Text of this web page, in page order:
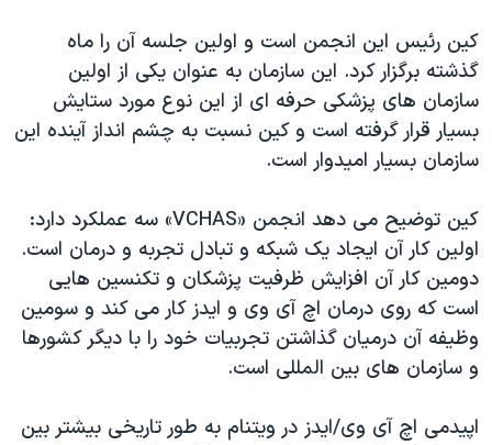
کین رئیس این انجمن است و اولین جلسه آن را ماه
گذشته برگزار کرد. این سازمان به عنوان یکی از اولین
سازمان های پزشکی حرفه ای از این نوع مورد ستایش
بسیار قرار گرفته است و کین نسبت به چشم انداز آینده این
سازمان بسیار امیدوار است.
کین توضیح می دهد انجمن «VCHAS» سه عملکرد دارد:
اولین کار آن ایجاد یک شبکه و تبادل تجربه و درمان است.
دومین کار آن افزایش ظرفیت پزشکان و تکنسین هایی
است که روی درمان اچ آی وی و ایدز کار می کند و سومین
وظیفه آن درمیان گذاشتن تجربیات خود را با دیگر کشورها
و سازمان های بین المللی است.
اپیدمی اچ آی وی/ایدز در ویتنام به طور تاریخی بیشتر بین